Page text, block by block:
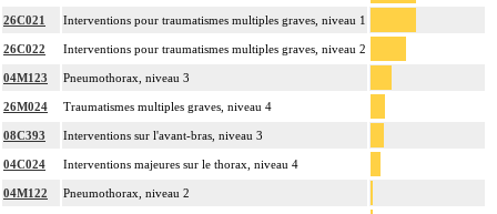
26C021 Interventions pour traumatismes multiples graves, niveau 1
26C022 Interventions pour traumatismes multiples graves, niveau 2
04M123 Pneumothorax, niveau 3
26M024 Traumatismes multiples graves, niveau 4
08C393 Interventions sur l'avant-bras, niveau 3
04C024 Interventions majeures sur le thorax, niveau 4
04M122 Pneumothorax, niveau 2